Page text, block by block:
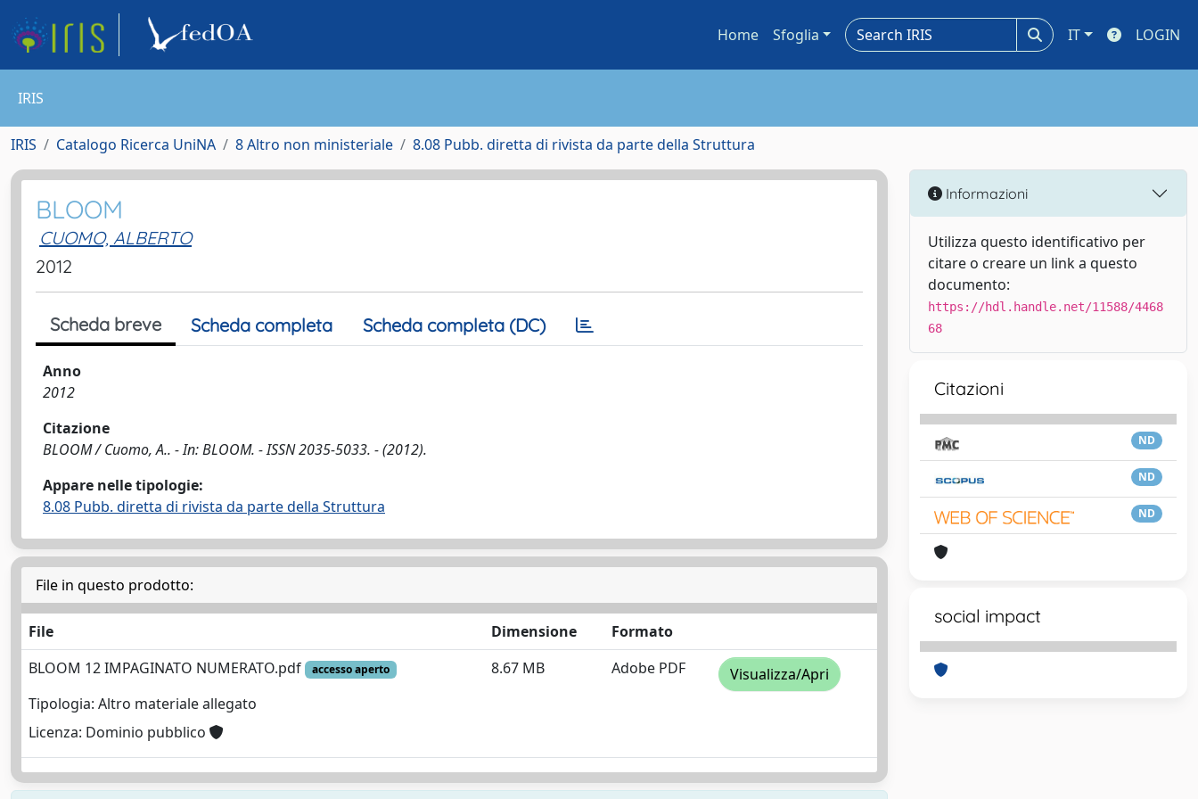
Home Sfoglia IT LOGIN
IRIS
IRIS Catalogo Ricerca UniNA 8 Altro non ministeriale 8.08 Pubb. diretta di rivista da parte della Struttura
BLOOM
CUOMO, ALBERTO
2012
Scheda breve Scheda completa Scheda completa (DC)
Anno
2012
Citazione
BLOOM / Cuomo, A.. - In: BLOOM. - ISSN 2035-5033. - (2012).
Appare nelle tipologie:
8.08 Pubb. diretta di rivista da parte della Struttura
File in questo prodotto:
File Dimensione
Formato
BLOOM 12 IMPAGINATO NUMERATO.pdf
accesso aperto
Tipologia: Altro materiale allegato
Licenza: Dominio pubblico
8.67 MB Adobe PDF Visualizza/Apri
Informazioni
Utilizza questo identificativo per
citare o creare un link a questo
documento:
https://hdl.handle.net/11588/4468
68
Citazioni
ND
ND
ND
social impact